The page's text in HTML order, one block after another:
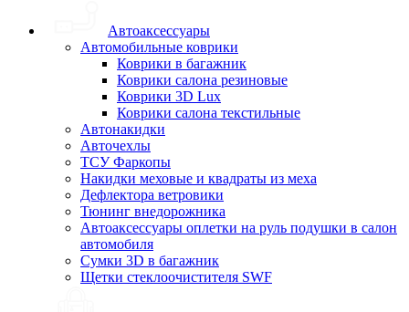
Автоаксессуары
Автомобильные коврики
Коврики в багажник
Коврики салона резиновые
Коврики 3D Lux
Коврики салона текстильные
Автонакидки
Авточехлы
ТСУ Фаркопы
Накидки меховые и квадраты из меха
Дефлектора ветровики
Тюнинг внедорожника
Автоаксессуары оплетки на руль подушки в салон
автомобиля
Сумки 3D в багажник
Щетки стеклоочистителя SWF